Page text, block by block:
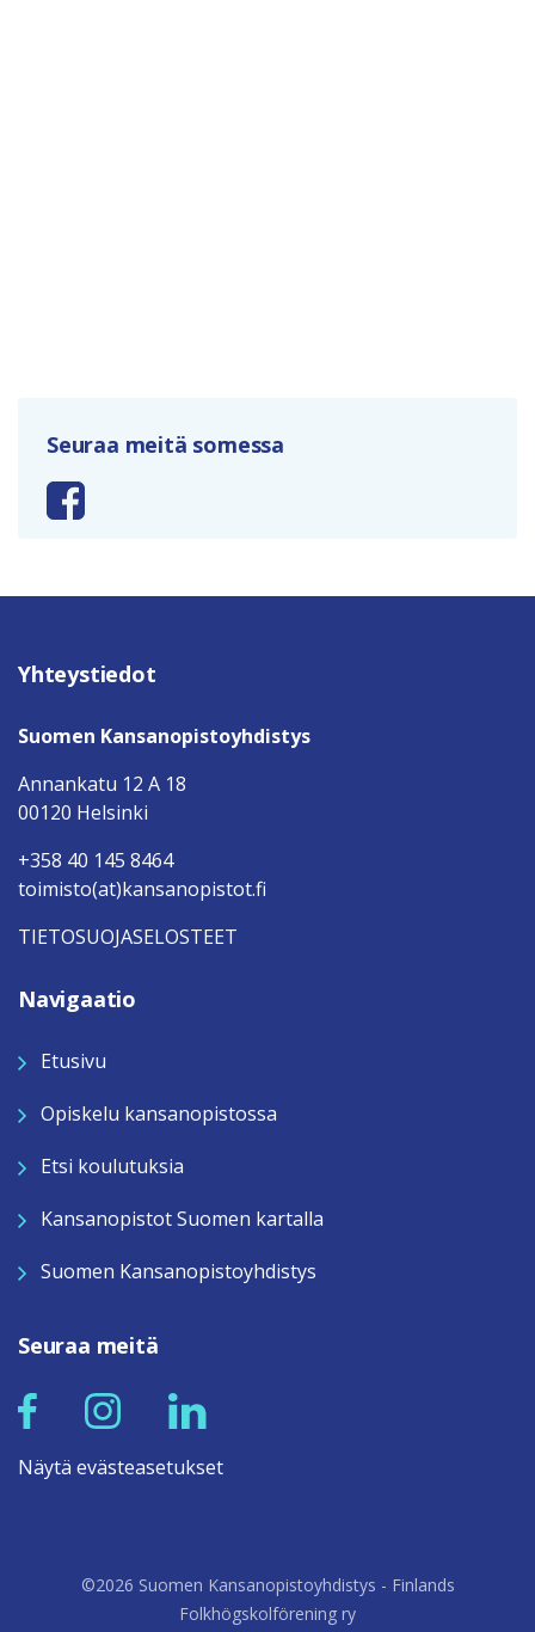
Seuraa meitä somessa
Yhteystiedot
Suomen Kansanopistoyhdistys
Annankatu 12 A 18
00120 Helsinki
+358 40 145 8464
toimisto(at)kansanopistot.fi
TIETOSUOJASELOSTEET
Navigaatio
Etusivu
Opiskelu kansanopistossa
Etsi koulutuksia
Kansanopistot Suomen kartalla
Suomen Kansanopistoyhdistys
Seuraa meitä
Näytä evästeasetukset
©2026 Suomen Kansanopistoyhdistys - Finlands
Folkhögskolförening ry